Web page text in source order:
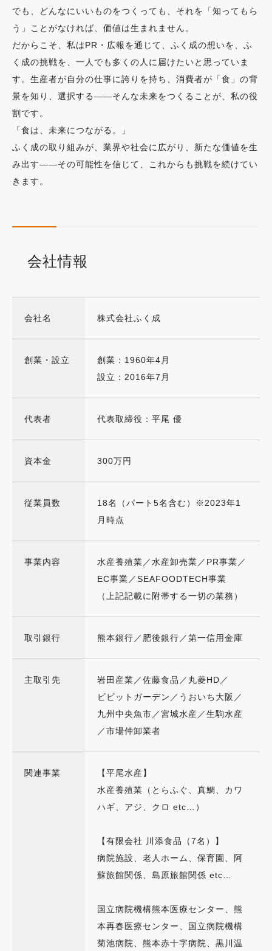
でも、どんなにいいものをつくっても、それを「知ってもら
う」ことがなければ、価値は生まれません。
だからこそ、私はPR・広報を通じて、ふく成の想いを、ふ
く成の挑戦を、一人でも多くの人に届けたいと思っていま
す。生産者が自分の仕事に誇りを持ち、消費者が「食」の背
景を知り、選択する——そんな未来をつくることが、私の役
割です。
「食は、未来につながる。」
ふく成の取り組みが、業界や社会に広がり、新たな価値を生
み出す——その可能性を信じて、これからも挑戦を続けてい
きます。
会社情報
会社名 株式会社ふく成
創業・設立
創業：1960年4月
設立：2016年7月
代表者 代表取締役：平尾 優
資本金 300万円
従業員数
18名（パート5名含む）※2023年1
月時点
事業内容 水産養殖業／水産卸売業／ PR事業／
EC事業／SEAFOODTECH事業
（上記記載に附帯する一切の業務）
取引銀行 熊本銀行／肥後銀行／第一信用金庫
主取引先 岩田産業／佐藤食品／ 丸菱HD／
ビビットガーデン／ うおいち大阪／
九州中央魚市／宮城水産／生駒水産
／市場仲卸業者
関連事業
【平尾水産】
水産養殖業（とらふぐ、真鯛、カワ
ハギ、アジ、クロ etc…）
【有限会社 川添食品（7名）】
病院施設、老人ホーム、保育園、阿
蘇旅館関係、島原旅館関係 etc…
国立病院機構熊本医療センター、熊
本再春医療センター、国立病院機構
菊池病院、熊本赤十字病院、黒川温